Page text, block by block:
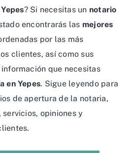
? Si necesitas un notario
encontrarás las mejores
por las más
clientes, así como sus
que necesitas
en Yepes. Sigue leyendo para
de apertura de la notaria,
opiniones y